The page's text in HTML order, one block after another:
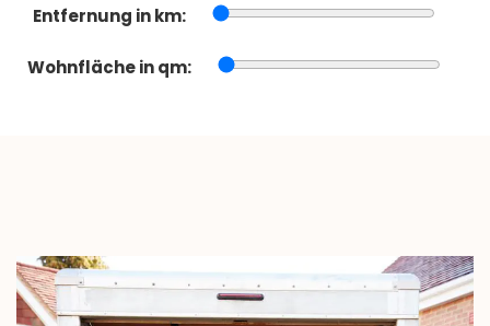
Entfernung in km:
Wohnfläche in qm: